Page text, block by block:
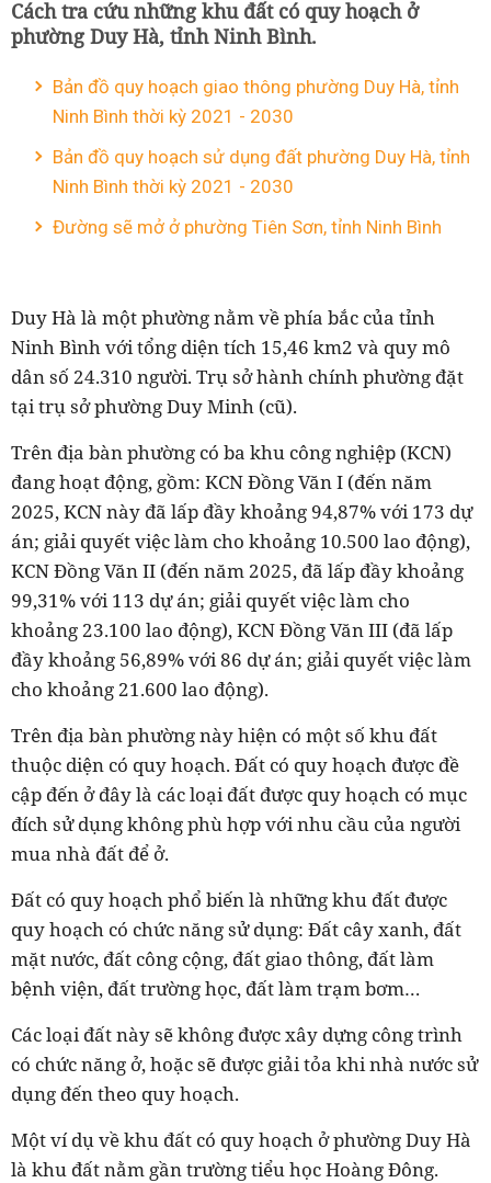
Cách tra cứu những khu đất có quy hoạch ở
phường Duy Hà, tỉnh Ninh Bình.
Bản đồ quy hoạch giao thông phường Duy Hà, tỉnh
Ninh Bình thời kỳ 2021 - 2030
Bản đồ quy hoạch sử dụng đất phường Duy Hà, tỉnh
Ninh Bình thời kỳ 2021 - 2030
Đường sẽ mở ở phường Tiên Sơn, tỉnh Ninh Bình
Duy Hà là một phường nằm về phía bắc của tỉnh
Ninh Bình với tổng diện tích 15,46 km2 và quy mô
dân số 24.310 người. Trụ sở hành chính phường đặt
tại trụ sở phường Duy Minh (cũ).
Trên địa bàn phường có ba khu công nghiệp (KCN)
đang hoạt động, gồm: KCN Đồng Văn I (đến năm
2025, KCN này đã lấp đầy khoảng 94,87% với 173 dự
án; giải quyết việc làm cho khoảng 10.500 lao động),
KCN Đồng Văn II (đến năm 2025, đã lấp đầy khoảng
99,31% với 113 dự án; giải quyết việc làm cho
khoảng 23.100 lao động), KCN Đồng Văn III (đã lấp
đầy khoảng 56,89% với 86 dự án; giải quyết việc làm
cho khoảng 21.600 lao động).
Trên địa bàn phường này hiện có một số khu đất
thuộc diện có quy hoạch. Đất có quy hoạch được đề
cập đến ở đây là các loại đất được quy hoạch có mục
đích sử dụng không phù hợp với nhu cầu của người
mua nhà đất để ở.
Đất có quy hoạch phổ biến là những khu đất được
quy hoạch có chức năng sử dụng: Đất cây xanh, đất
mặt nước, đất công cộng, đất giao thông, đất làm
bệnh viện, đất trường học, đất làm trạm bơm…
Các loại đất này sẽ không được xây dựng công trình
có chức năng ở, hoặc sẽ được giải tỏa khi nhà nước sử
dụng đến theo quy hoạch.
Một ví dụ về khu đất có quy hoạch ở phường Duy Hà
là khu đất nằm gần trường tiểu học Hoàng Đông.